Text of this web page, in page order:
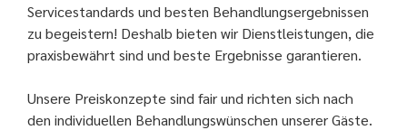
Servicestandards und besten Behandlungsergebnissen
zu begeistern! Deshalb bieten wir Dienstleistungen, die
praxisbewährt sind und beste Ergebnisse garantieren.
Unsere Preiskonzepte sind fair und richten sich nach
den individuellen Behandlungswünschen unserer Gäste.